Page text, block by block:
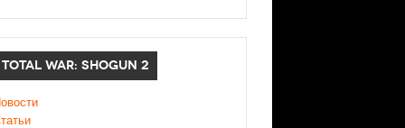
TOTAL WAR: SHOGUN 2